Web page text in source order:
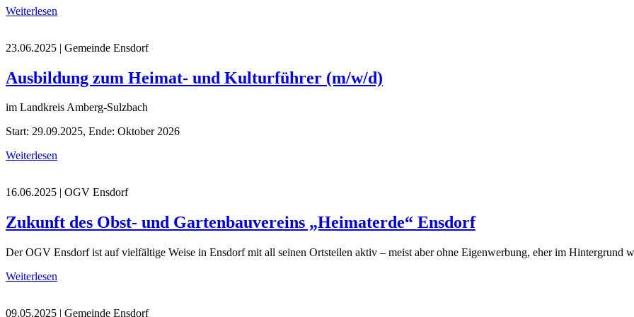
Weiterlesen
23.06.2025 | Gemeinde Ensdorf
Ausbildung zum Heimat- und Kulturführer (m/w/d)
im Landkreis Amberg-Sulzbach
Start: 29.09.2025, Ende: Oktober 2026
Weiterlesen
16.06.2025 | OGV Ensdorf
Zukunft des Obst- und Gartenbauvereins „Heimaterde“ Ensdorf
Der OGV Ensdorf ist auf vielfältige Weise in Ensdorf mit all seinen Ortsteilen aktiv – meist aber ohne Eigenwerbung, eher im Hintergrund
Weiterlesen
09.05.2025 | Gemeinde Ensdorf